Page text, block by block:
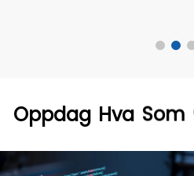
Oppdag Hva Som